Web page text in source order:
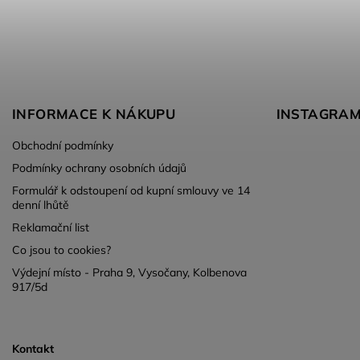
INFORMACE K NÁKUPU
Obchodní podmínky
Podmínky ochrany osobních údajů
Formulář k odstoupení od kupní smlouvy ve 14
denní lhůtě
Reklamační list
Co jsou to cookies?
Výdejní místo - Praha 9, Vysočany, Kolbenova
917/5d
INSTAGRAM
Kontakt